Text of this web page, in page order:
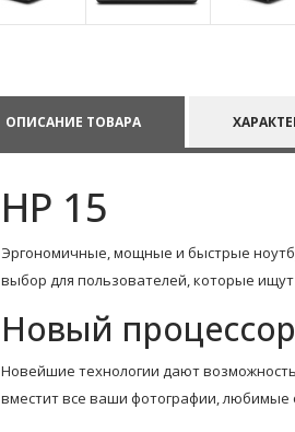
ОПИСАНИЕ ТОВАРА
HP 15
Эргономичные, мощные и быстрые
выбор для пользователей, которые
Новый
Новейшие технологии дают
вместит все ваши фотографии,